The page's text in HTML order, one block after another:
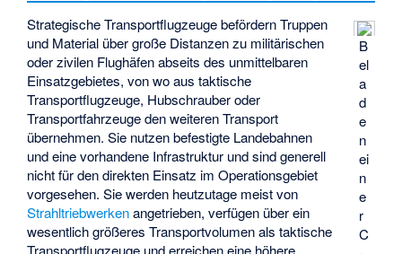
B
el
a
d
e
n
ei
n
e
r
C
Strategische Transportflugzeuge befördern Truppen
und Material über große Distanzen zu militärischen
oder zivilen Flughäfen abseits des unmittelbaren
Einsatzgebietes, von wo aus taktische
Transportflugzeuge, Hubschrauber oder
Transportfahrzeuge den weiteren Transport
übernehmen. Sie nutzen befestigte Landebahnen
und eine vorhandene Infrastruktur und sind generell
nicht für den direkten Einsatz im Operationsgebiet
vorgesehen. Sie werden heutzutage meist von
Strahltriebwerkenangetrieben, verfügen über ein
wesentlich größeres Transportvolumen als taktische